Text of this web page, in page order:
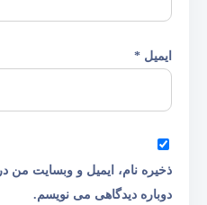
ایمیل *
ذخیره نام، ایمیل و وبسایت من
دوباره دیدگاهی می نویسم.